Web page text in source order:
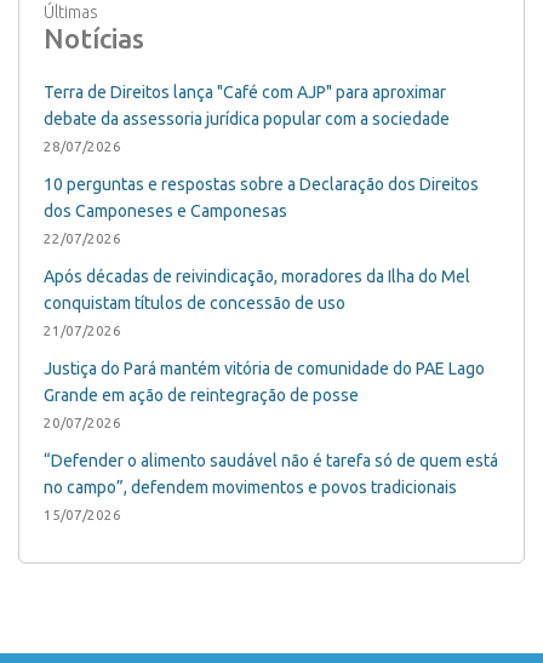
Últimas
Notícias
Terra de Direitos lança "Café com AJP" para aproximar
debate da assessoria jurídica popular com a sociedade
28/07/2026
10 perguntas e respostas sobre a Declaração dos Direitos
dos Camponeses e Camponesas
22/07/2026
Após décadas de reivindicação, moradores da Ilha do Mel
conquistam títulos de concessão de uso
21/07/2026
Justiça do Pará mantém vitória de comunidade do PAE Lago
Grande em ação de reintegração de posse
20/07/2026
“Defender o alimento saudável não é tarefa só de quem está
no campo”, defendem movimentos e povos tradicionais
15/07/2026